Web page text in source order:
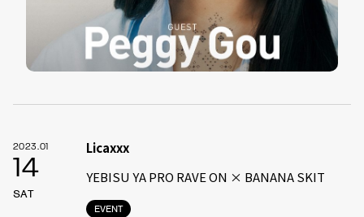
2023.01
14
SAT
EVENT
Licaxxx
YEBISU YA PRO RAVE ON × BANANA SKIT